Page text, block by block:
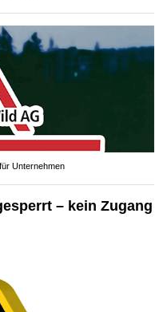
Unternehmen
– kein Zugang